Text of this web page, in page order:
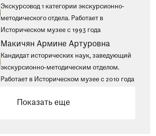
Экскурсовод 1 категории экскурсионно-
методического отдела. Работает в
Историческом музее с 1993 года
Макичян Армине Артуровна
Кандидат исторических наук, заведующий
экскурсионно-методическим отделом.
Работает в Историческом музее с 2010 года
Показать еще